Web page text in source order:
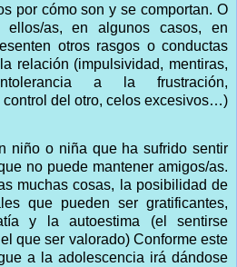
por cómo son y se comportan. O
as, en algunos casos, en
otros rasgos o conductas
relación (impulsividad, mentiras,
a la frustración,
del otro, celos excesivos…)
niño o niña que ha sufrido sentir
no puede mantener amigos/as.
muchas cosas, la posibilidad de
que pueden ser gratificantes,
y la autoestima (el sentirse
que ser valorado) Conforme este
a la adolescencia irá dándose